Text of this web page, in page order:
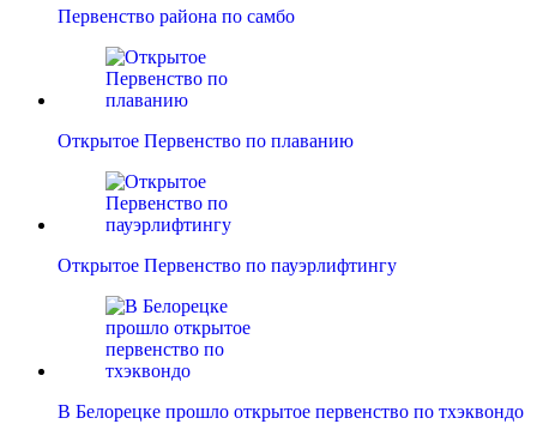
Первенство района по самбо
Открытое Первенство по плаванию
Открытое Первенство по пауэрлифтингу
В Белорецке прошло открытое первенство по тхэквондо